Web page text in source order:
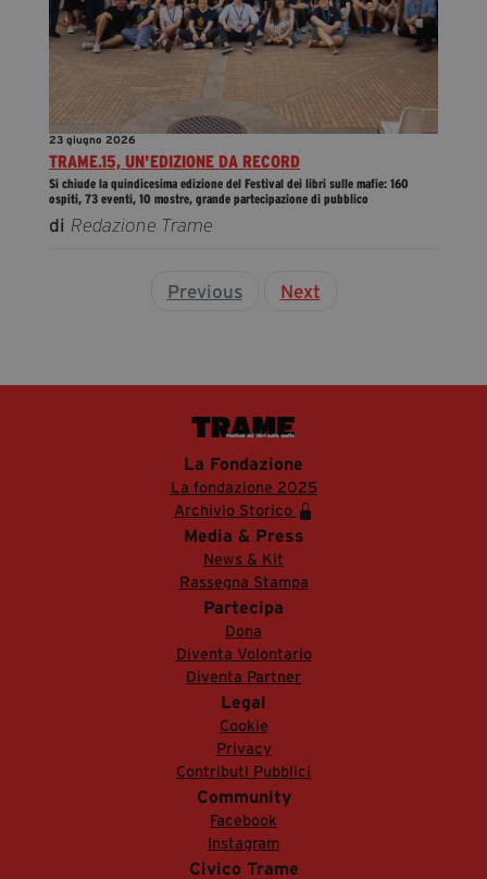
23 giugno 2026
TRAME.15, UN'EDIZIONE DA RECORD
Si chiude la quindicesima edizione del Festival dei libri sulle mafie: 160
ospiti, 73 eventi, 10 mostre, grande partecipazione di pubblico
di Redazione Trame
Previous Next
La Fondazione
La fondazione 2025
Archivio Storico
Media & Press
News & Kit
Rassegna Stampa
Partecipa
Dona
Diventa Volontario
Diventa Partner
Legal
Cookie
Privacy
Contributi Pubblici
Community
Facebook
Instagram
Civico Trame